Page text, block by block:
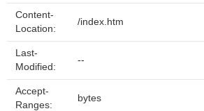
Content-
Location:
/index.htm
Last-
Modified:
--
Accept-
Ranges:
bytes